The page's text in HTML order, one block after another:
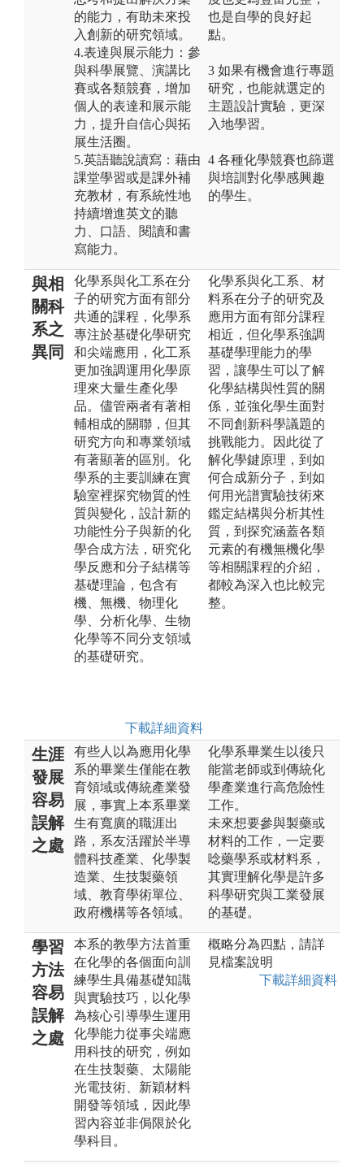
的能力，有助未來投
入創新的研究領域。
4.表達與展示能力：參
與科學展覽、演講比
賽或各類競賽，增加
個人的表達和展示能
力，提升自信心與拓
展生活圈。
5.英語聽說讀寫：藉由
課堂學習或是課外補
充教材，有系統性地
持續增進英文的聽
力、口語、閱讀和書
寫能力。
也是自學的良好起
點。
3 如果有機會進行專題
研究，也能就選定的
主題設計實驗，更深
入地學習。
4 各種化學競賽也篩選
與培訓對化學感興趣
的學生。
與相
關科
系之
異同
化學系與化工系在分
子的研究方面有部分
共通的課程，化學系
專注於基礎化學研究
和尖端應用，化工系
更加強調運用化學原
理來大量生產化學
品。儘管兩者有著相
輔相成的關聯，但其
研究方向和專業領域
有著顯著的區別。化
學系的主要訓練在實
驗室裡探究物質的性
質與變化，設計新的
功能性分子與新的化
學合成方法，研究化
學反應和分子結構等
基礎理論，包含有
機、無機、物理化
學、分析化學、生物
化學等不同分支領域
的基礎研究。
下載詳細資料
化學系與化工系、材
料系在分子的研究及
應用方面有部分課程
相近，但化學系強調
基礎學理能力的學
習，讓學生可以了解
化學結構與性質的關
係，並強化學生面對
不同創新科學議題的
挑戰能力。因此從了
解化學鍵原理，到如
何合成新分子，到如
何用光譜實驗技術來
鑑定結構與分析其性
質，到探究涵蓋各類
元素的有機無機化學
等相關課程的介紹，
都較為深入也比較完
整。
生涯
發展
容易
誤解
之處
有些人以為應用化學
系的畢業生僅能在教
育領域或傳統產業發
展，事實上本系畢業
生有寬廣的職涯出
路，系友活躍於半導
體科技產業、化學製
造業、生技製藥領
域、教育學術單位、
政府機構等各領域。
化學系畢業生以後只
能當老師或到傳統化
學產業進行高危險性
工作。
未來想要參與製藥或
材料的工作，一定要
唸藥學系或材料系，
其實理解化學是許多
科學研究與工業發展
的基礎。
學習
方法
容易
誤解
之處
本系的教學方法首重
在化學的各個面向訓
練學生具備基礎知識
與實驗技巧，以化學
為核心引導學生運用
化學能力從事尖端應
用科技的研究，例如
在生技製藥、太陽能
光電技術、新穎材料
開發等領域，因此學
習內容並非侷限於化
學科目。
概略分為四點，請詳
見檔案說明
下載詳細資料